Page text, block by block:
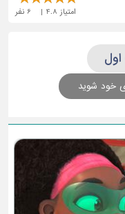
امتیاز 4.8
6 نفر
خود شوید